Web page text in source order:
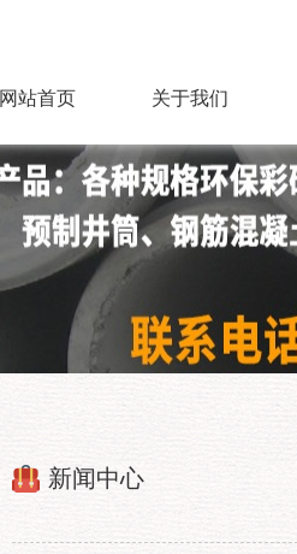
网站首页 关于我们
新闻中心